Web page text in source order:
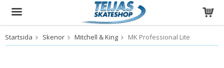
Produkten har blivit tillagd i varukorgen
Startsida Skenor Mitchell & King MK Professional Lite